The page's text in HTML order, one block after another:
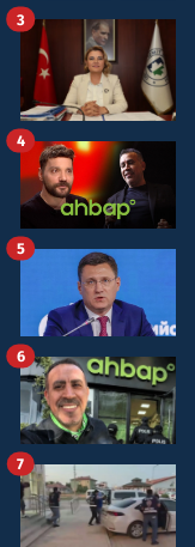
3
4
5
6
7